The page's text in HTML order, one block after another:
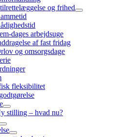
og frihed
dages arbejdsuge
af fast fridag
og omsorgsdage
fleksibilitet
stilling – hvad nu?